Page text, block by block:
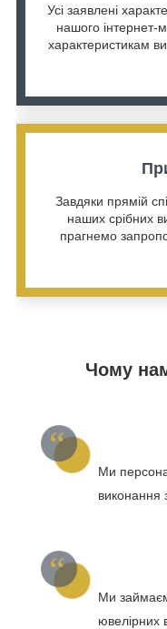
Усі заявлені
нашого інтернет-
характеристикам
Завдяки прямій
наших срібних
прагнемо
Чому
Ми
виконання
Ми
ювелірних